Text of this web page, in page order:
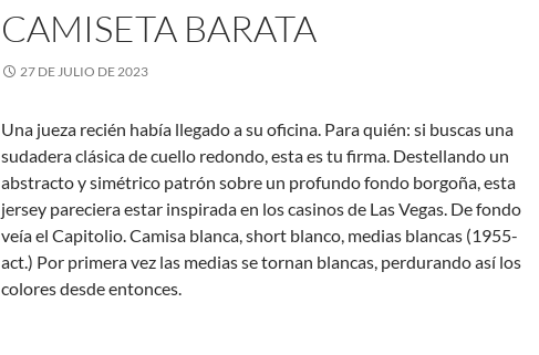
CAMISETA BARATA
27 DE JULIO DE 2023
Una jueza recién había llegado a su oficina. Para quién: si buscas una
sudadera clásica de cuello redondo, esta es tu firma. Destellando un
abstracto y simétrico patrón sobre un profundo fondo borgoña, esta
jersey pareciera estar inspirada en los casinos de Las Vegas. De fondo
veía el Capitolio. Camisa blanca, short blanco, medias blancas (1955-
act.) Por primera vez las medias se tornan blancas, perdurando así los
colores desde entonces.